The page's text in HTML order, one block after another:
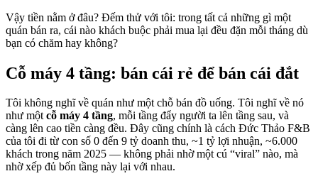
Vậy tiền nằm ở đâu? Đếm thử với tôi: trong tất cả những gì một
quán bán ra, cái nào khách buộc phải mua lại đều đặn mỗi tháng dù
bạn có chăm hay không?
Cỗ máy 4 tầng: bán cái rẻ để bán cái đắt
Tôi không nghĩ về quán như một chỗ bán đồ uống. Tôi nghĩ về nó
như mộtcỗ máy 4 tầng, mỗi tầng đẩy người ta lên tầng sau, và
càng lên cao tiền càng đều. Đây cũng chính là cách Đức Thảo F&B
của tôi đi từ con số 0 đến 9 tỷ doanh thu, ~1 tỷ lợi nhuận, ~6.000
khách trong năm 2025 — không phải nhờ một cú “viral” nào, mà
nhờ xếp đủ bốn tầng này lại với nhau.